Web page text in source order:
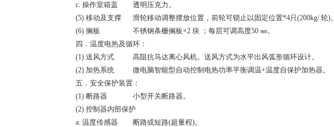
c. 操作室箱盖
透明压克力。
(5) 移动及支撑
滑轮移动调整摆放位置，前轮可锁止以固定位置*4只(200kg/轮)。
(6) 搁板
不锈钢条栅搁板×2 块 ；每层可调高度50 ㎜。
四．温度电热及循环：
(1) 送风方式
高阻抗马达离心风机。送风方式为水平出风弧形循环设计。
(2) 加热系统
微电脑智能型自动控制电热功率平衡调温+温度自保护加热器。
五．安全保护装置：
(1) 断路器
小型开关断路器。
(2) 控制器内部保护
a. 温度传感器
断路或短路(超量程)。